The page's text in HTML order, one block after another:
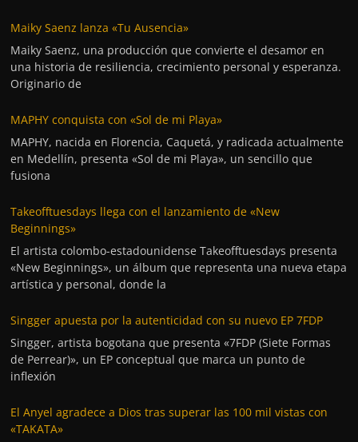
Maiky Saenz lanza «Tu Ausencia»
Maiky Saenz, una producción que convierte el desamor en
una historia de resiliencia, crecimiento personal y esperanza.
Originario de
MAPHY conquista con «Sol de mi Playa»
MAPHY, nacida en Florencia, Caquetá, y radicada actualmente
en Medellín, presenta «Sol de mi Playa», un sencillo que
fusiona
Takeofftuesdays llega con el lanzamiento de «New
Beginnings»
El artista colombo-estadounidense Takeofftuesdays presenta
«New Beginnings», un álbum que representa una nueva etapa
artística y personal, donde la
Singger apuesta por la autenticidad con su nuevo EP 7FDP
Singger, artista bogotana que presenta «7FDP (Siete Formas
de Perrear)», un EP conceptual que marca un punto de
inflexión
El Anyel agradece a Dios tras superar las 100 mil vistas con
«TAKATA»